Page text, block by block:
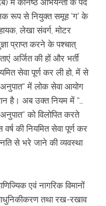
में कनिष्ठ अभियन्ता के पद
रूप से नियुक्त समूह ’ग’ के
लेखा संवर्ग, मोटर
प्राप्त करने के पश्चात्
अर्जित की हों और भर्ती
सेवा पूर्ण कर ली हो, में से
में लोक सेवा आयोग
है। अब उक्त नियम में “…
को विलोपित करते
की नियमित सेवा पूर्ण कर
से भरे जाने की व्यवस्था
एवं नागरिक विमानों
तथा रख-रखाव